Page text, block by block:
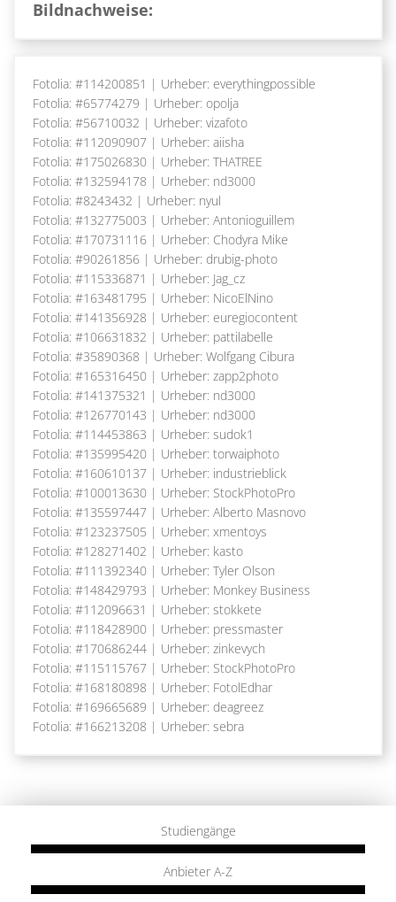
Bildnachweise:
Fotolia: #114200851 | Urheber: everythingpossible
Fotolia: #65774279 | Urheber: opolja
Fotolia: #56710032 | Urheber: vizafoto
Fotolia: #112090907 | Urheber: aiisha
Fotolia: #175026830 | Urheber: THATREE
Fotolia: #132594178 | Urheber: nd3000
Fotolia: #8243432 | Urheber: nyul
Fotolia: #132775003 | Urheber: Antonioguillem
Fotolia: #170731116 | Urheber: Chodyra Mike
Fotolia: #90261856 | Urheber: drubig-photo
Fotolia: #115336871 | Urheber: Jag_cz
Fotolia: #163481795 | Urheber: NicoElNino
Fotolia: #141356928 | Urheber: euregiocontent
Fotolia: #106631832 | Urheber: pattilabelle
Fotolia: #35890368 | Urheber: Wolfgang Cibura
Fotolia: #165316450 | Urheber: zapp2photo
Fotolia: #141375321 | Urheber: nd3000
Fotolia: #126770143 | Urheber: nd3000
Fotolia: #114453863 | Urheber: sudok1
Fotolia: #135995420 | Urheber: torwaiphoto
Fotolia: #160610137 | Urheber: industrieblick
Fotolia: #100013630 | Urheber: StockPhotoPro
Fotolia: #135597447 | Urheber: Alberto Masnovo
Fotolia: #123237505 | Urheber: xmentoys
Fotolia: #128271402 | Urheber: kasto
Fotolia: #111392340 | Urheber: Tyler Olson
Fotolia: #148429793 | Urheber: Monkey Business
Fotolia: #112096631 | Urheber: stokkete
Fotolia: #118428900 | Urheber: pressmaster
Fotolia: #170686244 | Urheber: zinkevych
Fotolia: #115115767 | Urheber: StockPhotoPro
Fotolia: #168180898 | Urheber: FotolEdhar
Fotolia: #169665689 | Urheber: deagreez
Fotolia: #166213208 | Urheber: sebra
Studiengänge
Anbieter A-Z